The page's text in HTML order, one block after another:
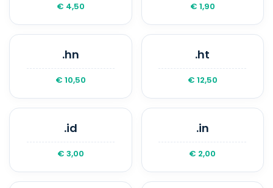
€ 4,50 € 1,90
.hn
€ 10,50
.ht
€ 12,50
.id
€ 3,00
.in
€ 2,00